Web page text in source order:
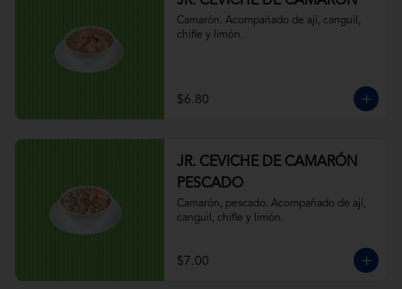
Camarón. Acompañado de ají, canguil,
chifle y limón.
$6.80
JR. CEVICHE DE CAMARÓN
PESCADO
Camarón, pescado. Acompañado de ají,
canguil, chifle y limón.
$7.00